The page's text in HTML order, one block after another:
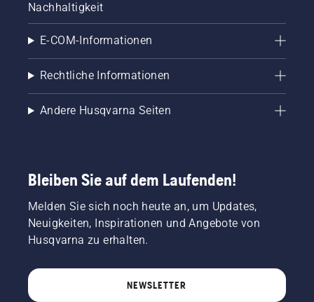
Nachhaltigkeit
E-COM-Informationen
Rechtliche Informationen
Andere Husqvarna Seiten
Bleiben Sie auf dem Laufenden!
Melden Sie sich noch heute an, um Updates,
Neuigkeiten, Inspirationen und Angebote von
Husqvarna zu erhalten.
NEWSLETTER